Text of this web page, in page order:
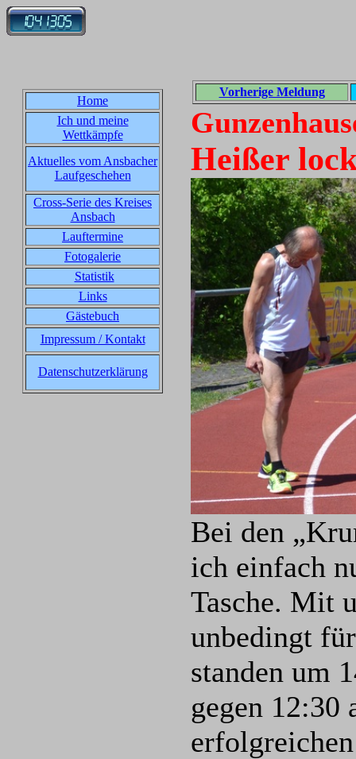
Home
Ich und meine
Wettkämpfe
Aktuelles vom Ansbacher
Laufgeschehen
Cross-Serie des Kreises
Ansbach
Lauftermine
Fotogalerie
Statistik
Links
Gästebuch
Impressum / Kontakt
Datenschutzerklärung
Vorherige Meldung
Heißer
Bei den
ich einfach
Tasche. Mit
unbedingt
standen um
gegen